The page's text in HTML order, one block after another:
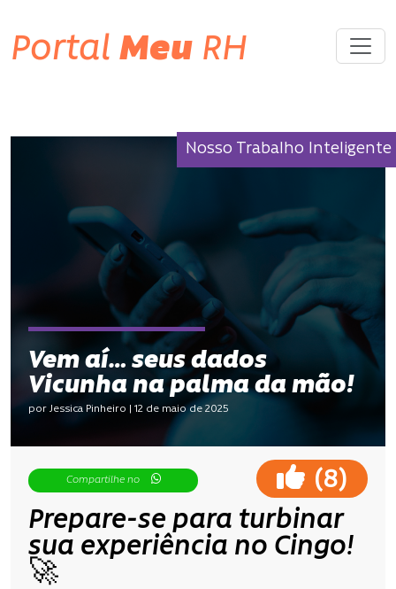
Portal Meu RH
Nosso Trabalho Inteligente
Vem aí… seus dados
Vicunha na palma da mão!
por Jessica Pinheiro | 12 de maio de 2025
Compartilhe no (8)
Prepare-se para turbinar
sua experiência no Cingo!
🚀